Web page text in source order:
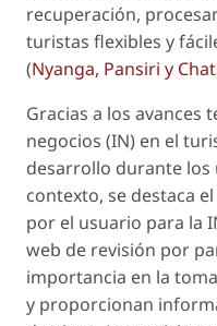
recuperación,
turistas flexibles y
(Nyanga, Pansiri y
Gracias a los avances
negocios (IN) en el
desarrollo durante los
contexto, se destaca
por el usuario para la
web de revisión por
importancia en la
y proporcionan